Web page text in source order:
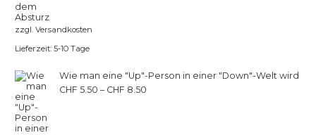
zzgl. Versandkosten
Lieferzeit: 5-10 Tage
Wie man eine "Up"-Person in einer "Down"-Welt wird
CHF 5.50 – CHF 8.50